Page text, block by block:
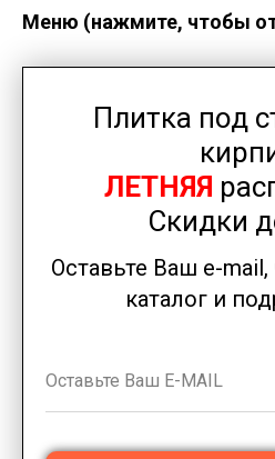
Меню (нажмите, чтобы
Плитка под
ЛЕТНЯЯ
Скидки
Оставьте Ваш e-
каталог и